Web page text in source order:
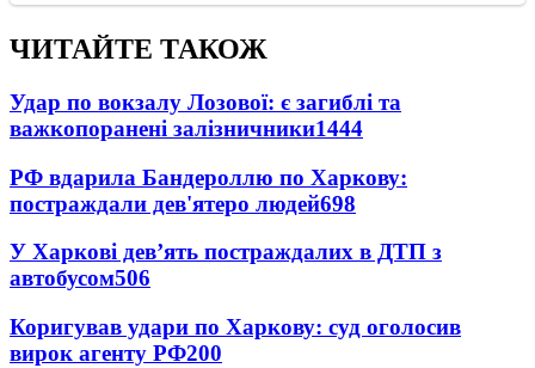
ЧИТАЙТЕ ТАКОЖ
Удар по вокзалу Лозової: є загиблі та
важкопоранені залізничники1444
РФ вдарила Бандероллю по Харкову:
постраждали дев'ятеро людей698
У Харкові дев’ять постраждалих в ДТП з
автобусом506
Коригував удари по Харкову: суд оголосив
вирок агенту РФ200